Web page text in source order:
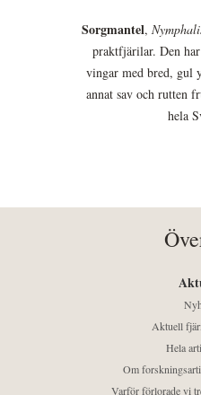
Sorgmantel,
praktfjärilar. Den
vingar med bred, gul
annat sav och rutten
hela
Aktuell
Hela
Om
Varför förlorade vi